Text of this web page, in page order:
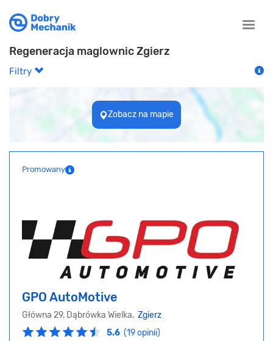
Toggle
Regeneracja maglownic Zgierz
Filtry
Zobacz na mapie
Promowany
GPO AutoMotive
Główna 29, Dąbrówka Wielka, Zgierz
5.6 (19 opinii)